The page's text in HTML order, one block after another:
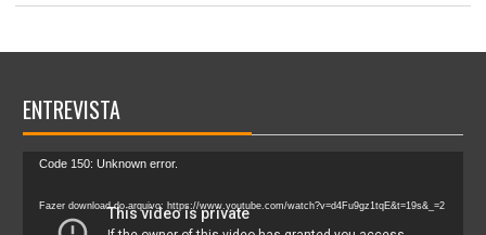
ENTREVISTA
Tocador
vídeo
Code 150: Unknown error.
Fazer download do arquivo: https://www.youtube.com/watch?v=d4Fu9gz1tqE&t=19s&_=2